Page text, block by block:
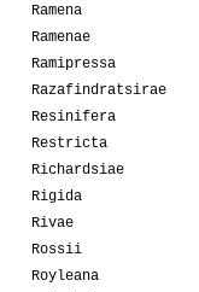
Ramena
Ramenae
Ramipressa
Razafindratsirae
Resinifera
Restricta
Richardsiae
Rigida
Rivae
Rossii
Royleana